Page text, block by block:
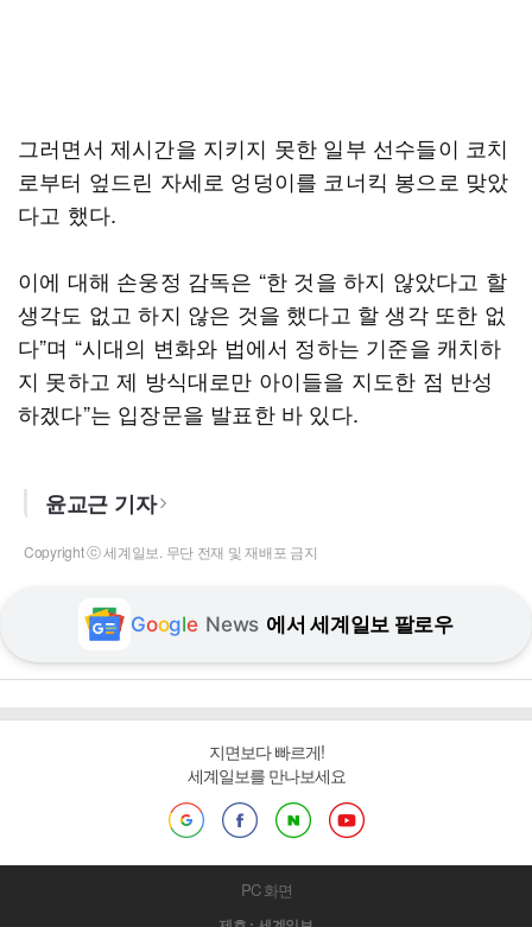
그러면서 제시간을 지키지 못한 일부 선수들이 코치
로부터 엎드린 자세로 엉덩이를 코너킥 봉으로 맞았
다고 했다.
이에 대해 손웅정 감독은 “한 것을 하지 않았다고 할
생각도 없고 하지 않은 것을 했다고 할 생각 또한 없
다”며 “시대의 변화와 법에서 정하는 기준을 캐치하
지 못하고 제 방식대로만 아이들을 지도한 점 반성
하겠다”는 입장문을 발표한 바 있다.
윤교근 기자
Copyright ⓒ 세계일보. 무단 전재 및 재배포 금지
Google News 에서 세계일보 팔로우
지면보다 빠르게!
세계일보를 만나보세요
PC 화면